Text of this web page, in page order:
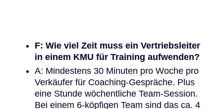
F: Wie viel Zeit muss ein Vertriebsleiter
in einem KMU für Training aufwenden?
A: Mindestens 30 Minuten pro Woche pro
Verkäufer für Coaching-Gespräche. Plus
eine Stunde wöchentliche Team-Session.
Bei einem 6-köpfigen Team sind das ca. 4